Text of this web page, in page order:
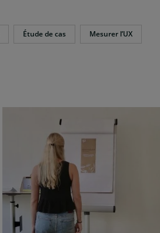
Étude de cas Mesurer l’UX